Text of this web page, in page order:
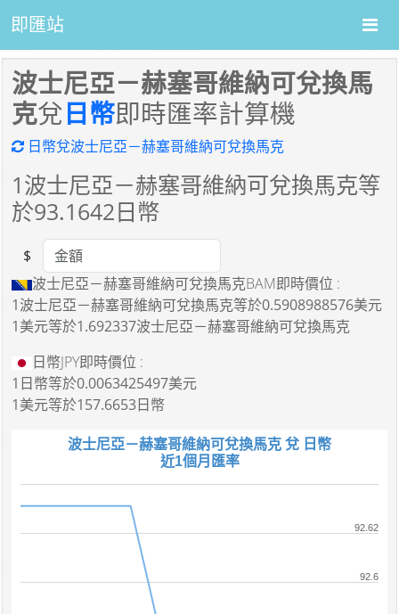
即匯站
波士尼亞－赫塞哥維納可兌換馬
克兌日幣即時匯率計算機
日幣兌波士尼亞－赫塞哥維納可兌換馬克
1波士尼亞－赫塞哥維納可兌換馬克等
於93.1642日幣
Amount
$
波士尼亞－赫塞哥維納可兌換馬克BAM即時價位 :
1波士尼亞－赫塞哥維納可兌換馬克等於0.5908988576美元
1美元等於1.692337波士尼亞－赫塞哥維納可兌換馬克
日幣JPY即時價位 :
1日幣等於0.0063425497美元
1美元等於157.6653日幣
波士尼亞－赫塞哥維納可兌換馬克 兌 日幣
近1個月匯率
92.6
92.62